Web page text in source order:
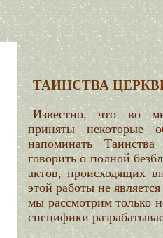
ТАИНСТВА
Известно, что во
приняты некоторые
напоминать
говорить о полной
актов, происходящих
этой работы не
мы рассмотрим только
специфики